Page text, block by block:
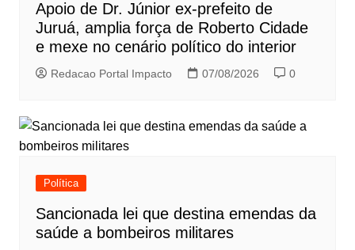
Apoio de Dr. Júnior ex-prefeito de
Juruá, amplia força de Roberto Cidade
e mexe no cenário político do interior
Redacao Portal Impacto 07/08/2026 0
Política
Sancionada lei que destina emendas da
saúde a bombeiros militares